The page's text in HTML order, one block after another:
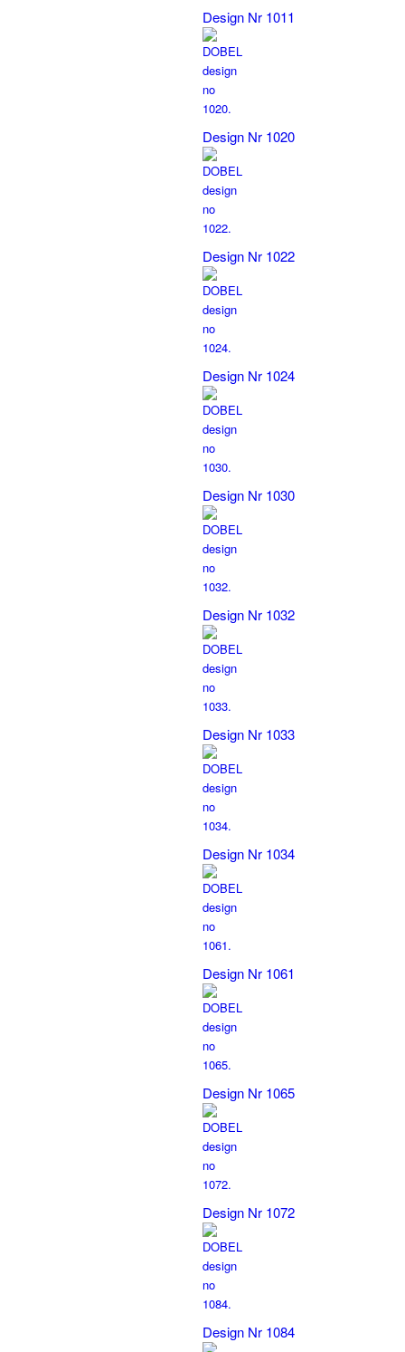
Design Nr 1011
Design Nr 1020
Design Nr 1022
Design Nr 1024
Design Nr 1030
Design Nr 1032
Design Nr 1033
Design Nr 1034
Design Nr 1061
Design Nr 1065
Design Nr 1072
Design Nr 1084